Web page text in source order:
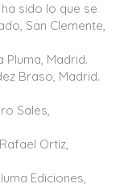
sido lo que se
San Clemente,
Pluma, Madrid.
Braso, Madrid.
Sales,
Ortiz,
Ediciones,